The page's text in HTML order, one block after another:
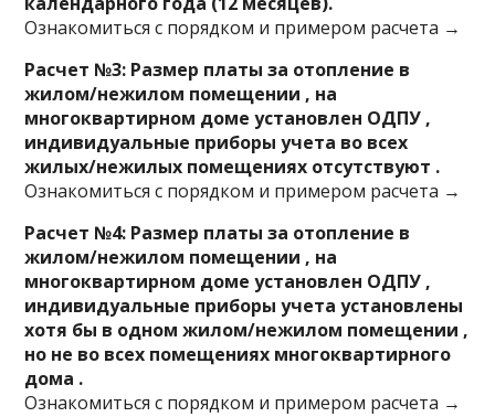
Ознакомиться с порядком и примером расчета →
Расчет №3: Размер платы за отопление в
жилом/нежилом помещении , на
многоквартирном доме установлен ОДПУ ,
индивидуальные приборы учета во всех
жилых/нежилых помещениях отсутствуют .
Ознакомиться с порядком и примером расчета →
Расчет №4: Размер платы за отопление в
жилом/нежилом помещении , на
многоквартирном доме установлен ОДПУ ,
индивидуальные приборы учета установлены
хотя бы в одном жилом/нежилом помещении ,
но не во всех помещениях многоквартирного
дома .
Ознакомиться с порядком и примером расчета →